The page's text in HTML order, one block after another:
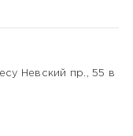
Невский пр., 55 в